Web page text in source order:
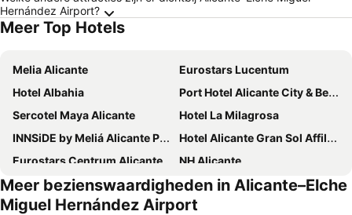
Hernández Airport?
Meer Top Hotels
Melia Alicante
Eurostars Lucentum
Hotel Albahia
Port Hotel Alicante City & Beach
Sercotel Maya Alicante
Hotel La Milagrosa
INNSiDE by Meliá Alicante Porta Maris
Hotel Alicante Gran Sol Affiliated by Meliá
Eurostars Centrum Alicante
NH Alicante
Daniya Alicante
AC Hotel Alicante
Hotel Boutique Calas de Alicante
Occidental Alicante
Meer bezienswaardigheden in Alicante–Elche
Miguel Hernández Airport